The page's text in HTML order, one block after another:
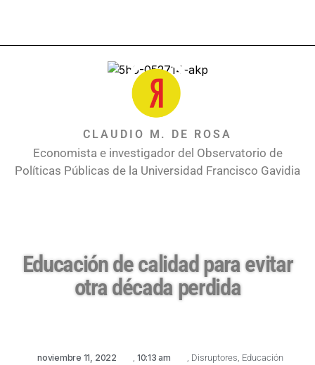
CLAUDIO M. DE ROSA
Economista e investigador del Observatorio de
Políticas Públicas de la Universidad Francisco Gavidia
Educación de calidad para evitar
otra década perdida
noviembre 11, 2022 , 10:13 am , Disruptores, Educación